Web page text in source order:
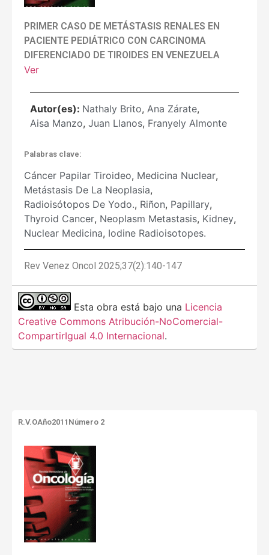
PRIMER CASO DE METÁSTASIS RENALES EN
PACIENTE PEDIÁTRICO CON CARCINOMA
DIFERENCIADO DE TIROIDES EN VENEZUELA
Ver
Autor(es): Nathaly Brito, Ana Zárate,
Aisa Manzo, Juan Llanos, Franyely Almonte
Palabras clave:
Cáncer Papilar Tiroideo, Medicina Nuclear,
Metástasis De La Neoplasia,
Radioisótopos De Yodo., Riñon, Papillary,
Thyroid Cancer, Neoplasm Metastasis, Kidney,
Nuclear Medicina, Iodine Radioisotopes.
Rev Venez Oncol 2025;37(2):140-147
Esta obra está bajo una Licencia
Creative Commons Atribución-NoComercial-
CompartirIgual 4.0 Internacional.
R.V.OAño2011 Número 2